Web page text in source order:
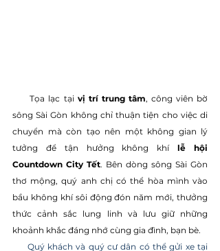
     Tọa lạc tại
vị trí trung tâm, công viên bờ
sông Sài Gòn không chỉ thuận tiện cho việc di
chuyển mà còn tạo nên một không gian lý
tưởng để tận hưởng không khí lễ hội
Countdown City Tết. Bên dòng sông Sài Gòn
thơ mộng, quý anh chị có thể hòa mình vào
bầu không khí sôi động đón năm mới, thưởng
thức cảnh sắc lung linh và lưu giữ những
khoảnh khắc đáng nhớ cùng gia đình, bạn bè.